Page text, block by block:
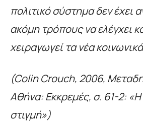
πολιτικό σύστημα δεν έχει
ακόμη τρόπους να ελέγχει
χειραγωγεί τα νέα
(Colin Crouch, 2006,
Αθήνα: Εκκρεμές, σ. 61-2:
στιγμή»)